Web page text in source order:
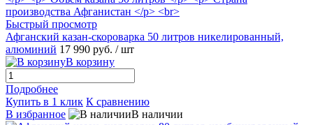
Быстрый просмотр
Афганский казан-скороварка 50 литров никелированный,
алюминий 17 990 руб. / шт
В корзину
Подробнее
Купить в 1 клик К сравнению
В избранное
В наличии